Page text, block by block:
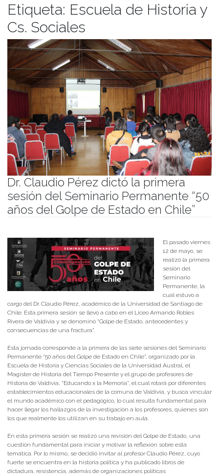
Etiqueta: Escuela de Historia y
Cs. Sociales
Dr. Claudio Pérez dictó la primera
sesión del Seminario Permanente “50
años del Golpe de Estado en Chile”
El pasado viernes
12 de mayo, se
realizó la primera
sesión del
Seminario
Permanente, la
cual estuvo a
cargo del Dr. Claudio Pérez, académico de la Universidad de Santiago de
Chile. Esta primera sesión se llevó a cabo en el Liceo Armando Robles
Rivera de Valdivia y se denominó “Golpe de Estado, antecedentes y
consecuencias de una fractura”.
Esta jornada corresponde a la primera de las siete sesiones del Seminario
Permanente “50 años del Golpe de Estado en Chile”, organizado por la
Escuela de Historia y Ciencias Sociales de la Universidad Austral, el
Magister de Historia del Tiempo Presente y el grupo de profesores de
Historia de Valdivia, “Educando x la Memoria”, el cual rotará por diferentes
establecimientos educacionales de la comuna de Valdivia, y busca vincular
el mundo académico con el pedagógico, lo cual resulta fundamental para
hacer llegar los hallazgos de la investigación a los profesores, quienes son
los que realmente los utilizan en su trabajo en aula.
En esta primera sesión se realizó una revisión del Golpe de Estado, una
cuestión fundamental para iniciar y motivar la reflexión sobre esta
temática. Por lo mismo, se decidió invitar al profesor Claudio Pérez, cuyo
fuerte se encuentra en la historia política y ha publicado libros de
dictadura, resistencia, además de organizaciones políticas